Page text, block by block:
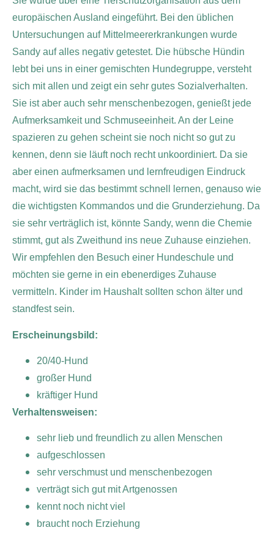
europäischen Ausland eingeführt. Bei den üblichen
Untersuchungen auf Mittelmeererkrankungen wurde
Sandy auf alles negativ getestet. Die hübsche Hündin
lebt bei uns in einer gemischten Hundegruppe, versteht
sich mit allen und zeigt ein sehr gutes Sozialverhalten.
Sie ist aber auch sehr menschenbezogen, genießt jede
Aufmerksamkeit und Schmuseeinheit. An der Leine
spazieren zu gehen scheint sie noch nicht so gut zu
kennen, denn sie läuft noch recht unkoordiniert. Da sie
aber einen aufmerksamen und lernfreudigen Eindruck
macht, wird sie das bestimmt schnell lernen, genauso wie
die wichtigsten Kommandos und die Grunderziehung. Da
sie sehr verträglich ist, könnte Sandy, wenn die Chemie
stimmt, gut als Zweithund ins neue Zuhause einziehen.
Wir empfehlen den Besuch einer Hundeschule und
möchten sie gerne in ein ebenerdiges Zuhause
vermitteln. Kinder im Haushalt sollten schon älter und
standfest sein.
Erscheinungsbild:
20/40-Hund
großer Hund
kräftiger Hund
Verhaltensweisen:
sehr lieb und freundlich zu allen Menschen
aufgeschlossen
sehr verschmust und menschenbezogen
verträgt sich gut mit Artgenossen
kennt noch nicht viel
braucht noch Erziehung